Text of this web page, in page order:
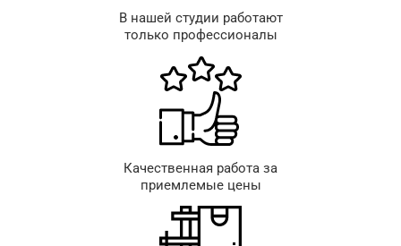
В нашей студии работают
только профессионалы
Качественная работа за
приемлемые цены